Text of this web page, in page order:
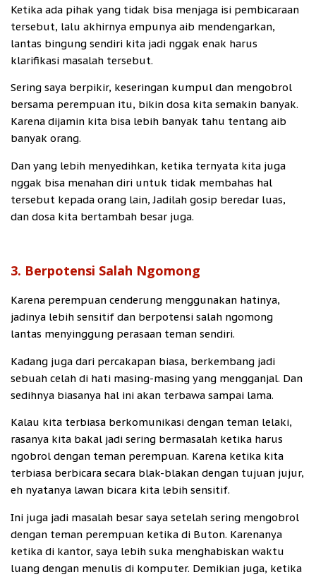
Ketika ada pihak yang tidak bisa menjaga isi pembicaraan
tersebut, lalu akhirnya empunya aib mendengarkan,
lantas bingung sendiri kita jadi nggak enak harus
klarifikasi masalah tersebut.
Sering saya berpikir, keseringan kumpul dan mengobrol
bersama perempuan itu, bikin dosa kita semakin banyak.
Karena dijamin kita bisa lebih banyak tahu tentang aib
banyak orang.
Dan yang lebih menyedihkan, ketika ternyata kita juga
nggak bisa menahan diri untuk tidak membahas hal
tersebut kepada orang lain, Jadilah gosip beredar luas,
dan dosa kita bertambah besar juga.
3. Berpotensi Salah Ngomong
Karena perempuan cenderung menggunakan hatinya,
jadinya lebih sensitif dan berpotensi salah ngomong
lantas menyinggung perasaan teman sendiri.
Kadang juga dari percakapan biasa, berkembang jadi
sebuah celah di hati masing-masing yang mengganjal. Dan
sedihnya biasanya hal ini akan terbawa sampai lama.
Kalau kita terbiasa berkomunikasi dengan teman lelaki,
rasanya kita bakal jadi sering bermasalah ketika harus
ngobrol dengan teman perempuan. Karena ketika kita
terbiasa berbicara secara blak-blakan dengan tujuan jujur,
eh nyatanya lawan bicara kita lebih sensitif.
Ini juga jadi masalah besar saya setelah sering mengobrol
dengan teman perempuan ketika di Buton. Karenanya
ketika di kantor, saya lebih suka menghabiskan waktu
luang dengan menulis di komputer. Demikian juga, ketika